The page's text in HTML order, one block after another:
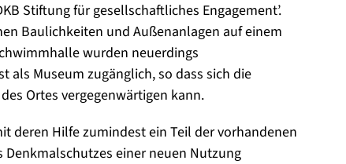
Stiftung für gesellschaftliches Engagement’.
Baulichkeiten und Außenanlagen auf einem
wurden neuerdings
als Museum zugänglich, so dass sich die
Ortes vergegenwärtigen kann.
deren Hilfe zumindest ein Teil der vorhandenen
einer neuen Nutzung